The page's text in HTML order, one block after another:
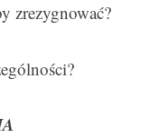
zrezygnować?